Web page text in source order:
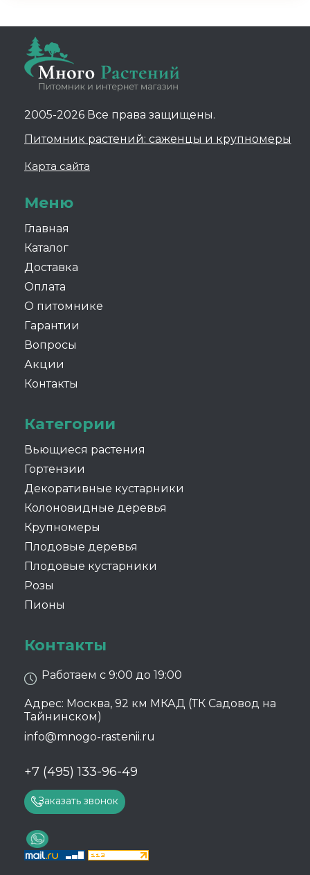
2005-2026 Все права защищены.
Питомник растений: саженцы и крупномеры
Карта сайта
Меню
Главная
Каталог
Доставка
Оплата
О питомнике
Гарантии
Вопросы
Акции
Контакты
Категории
Вьющиеся растения
Гортензии
Декоративные кустарники
Колоновидные деревья
Крупномеры
Плодовые деревья
Плодовые кустарники
Розы
Пионы
Контакты
Работаем с 9:00 до 19:00
Адрес: Москва, 92 км МКАД (ТК Садовод на
Тайнинском)
info@mnogo-rastenii.ru
+7 (495) 133-96-49
Заказать звонок